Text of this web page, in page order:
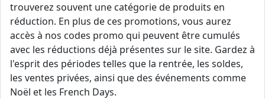
trouverez souvent une catégorie de produits en
réduction. En plus de ces promotions, vous aurez
accès à nos codes promo qui peuvent être cumulés
avec les réductions déjà présentes sur le site. Gardez à
l'esprit des périodes telles que la rentrée, les soldes,
les ventes privées, ainsi que des événements comme
Noël et les French Days.